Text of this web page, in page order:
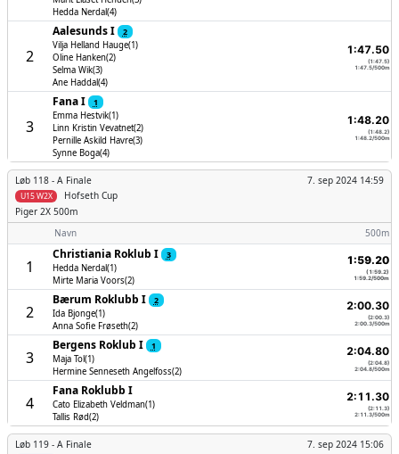
Hedda Nerdal(4)
2
Aalesunds I
2
Vilja Helland Hauge(1)
Oline Hanken(2)
Selma Wik(3)
Ane Haddal(4)
1:47.50
(1:47.5)
1:47.5/500m
3
Fana I
1
Emma Hestvik(1)
Linn Kristin Vevatnet(2)
Pernille Askild Havre(3)
Synne Boga(4)
1:48.20
(1:48.2)
1:48.2/500m
Løb 118 - A Finale
Hofseth Cup
7. sep 2024 14:59
U15 W2X
Piger 2X 500m
Navn
500m
1
Christiania Roklub I
3
Hedda Nerdal(1)
Mirte Maria Voors(2)
1:59.20
(1:59.2)
1:59.2/500m
2
Bærum Roklubb I
2
Ida Bjonge(1)
Anna Sofie Frøseth(2)
2:00.30
(2:00.3)
2:00.3/500m
3
Bergens Roklub I
1
Maja Tol(1)
Hermine Senneseth Angelfoss(2)
2:04.80
(2:04.8)
2:04.8/500m
4
Fana Roklubb I
Cato Elizabeth Veldman(1)
Tallis Rød(2)
2:11.30
(2:11.3)
2:11.3/500m
Løb 119 - A Finale 7. sep 2024 15:06